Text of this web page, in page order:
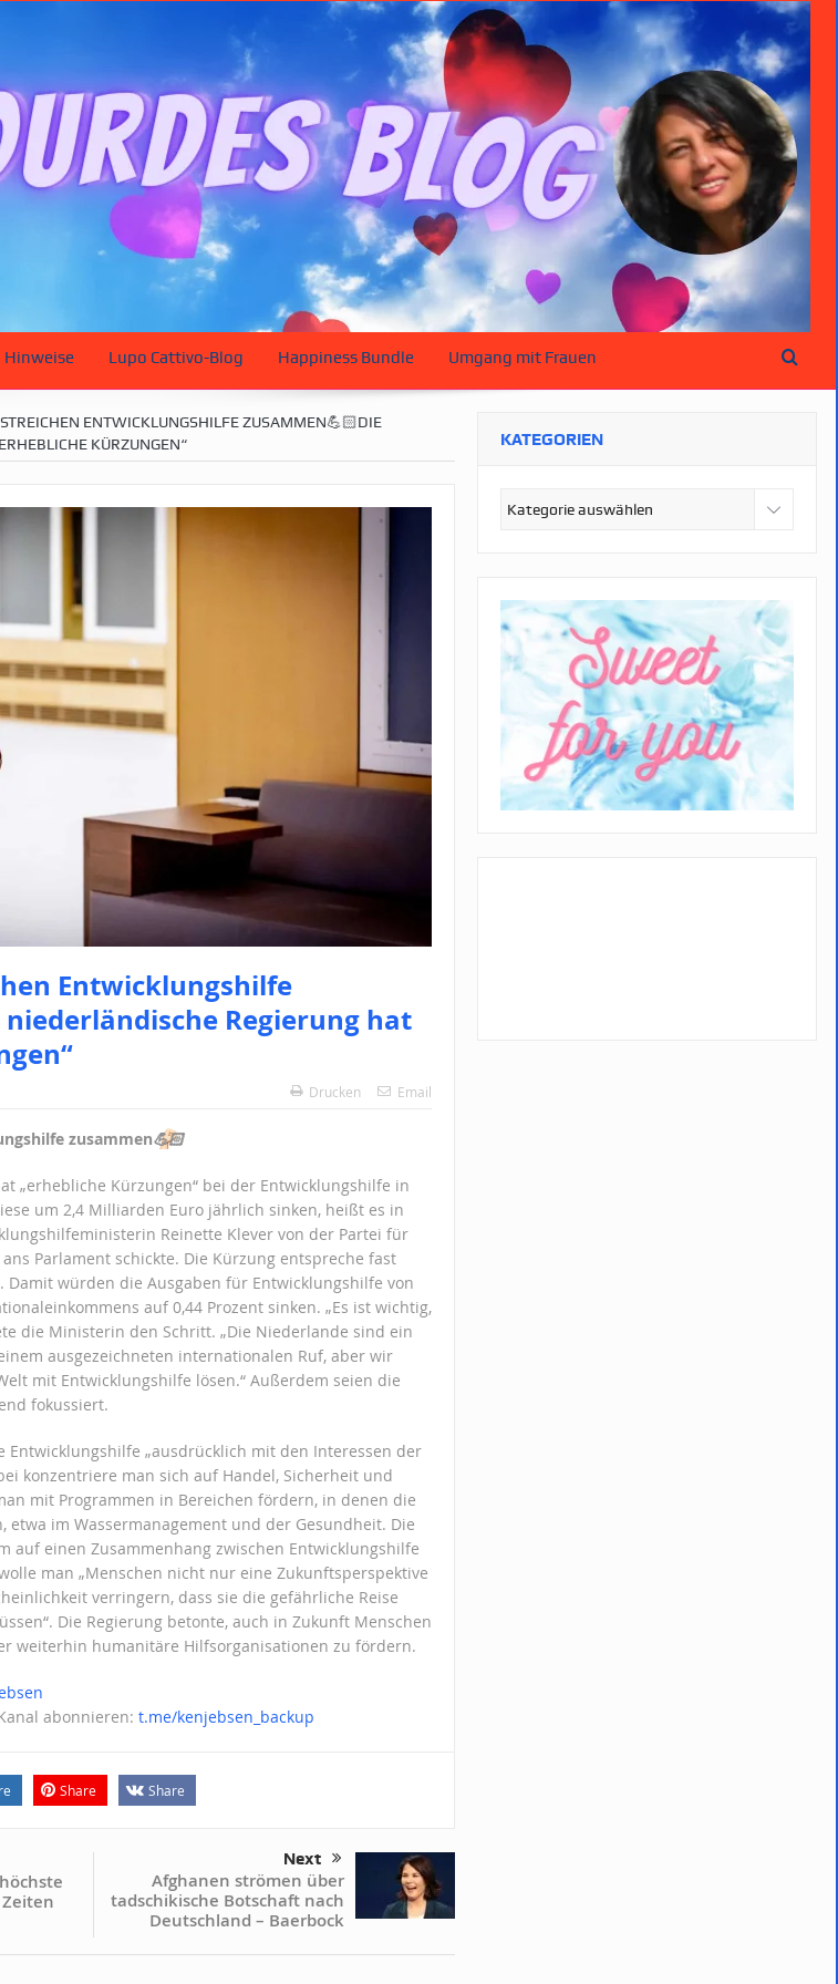
Hinweise Lupo Cattivo-Blog Happiness Bundle Umgang mit Frauen
ENTWICKLUNGSHILFE ZUSAMMEN💪🏻DIE
KÜRZUNGEN“
Entwicklungshilfe
Regierung hat
Drucken Email
zusammen💪🏻
„erhebliche Kürzungen“ bei der Entwicklungshilfe in
um 2,4 Milliarden Euro jährlich sinken, heißt es in
Reinette Klever von der Partei für
Parlament schickte. Die Kürzung entspreche fast
Damit würden die Ausgaben für Entwicklungshilfe von
auf 0,44 Prozent sinken. „Es ist wichtig,
die Ministerin den Schritt. „Die Niederlande sind ein
ausgezeichneten internationalen Ruf, aber wir
mit Entwicklungshilfe lösen.“ Außerdem seien die
fokussiert.
Entwicklungshilfe „ausdrücklich mit den Interessen der
konzentriere man sich auf Handel, Sicherheit und
mit Programmen in Bereichen fördern, in denen die
etwa im Wassermanagement und der Gesundheit. Die
auf einen Zusammenhang zwischen Entwicklungshilfe
man „Menschen nicht nur eine Zukunftsperspektive
verringern, dass sie die gefährliche Reise
Die Regierung betonte, auch in Zukunft Menschen
weiterhin humanitäre Hilfsorganisationen zu fördern.
abonnieren: t.me/kenjebsen_backup
Share Share
Next
Afghanen strömen über
tadschikische Botschaft nach
Deutschland – Baerbock
KATEGORIEN